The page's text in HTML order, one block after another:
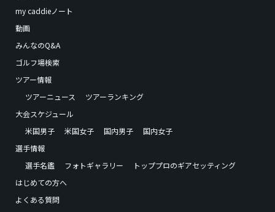
my caddieノート
動画
みんなのQ&A
ゴルフ場検索
ツアー情報
ツアーニュース
ツアーランキング
大会スケジュール
米国男子
米国女子 国内男子
国内女子
選手情報
選手名鑑
フォトギャラリー
トッププロのギアセッティング
はじめての方へ
よくある質問